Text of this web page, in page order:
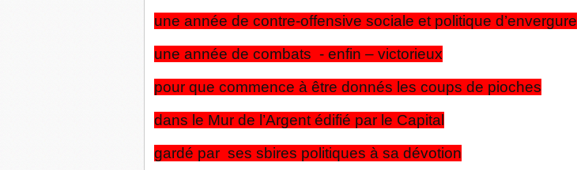
une année de contre-offensive sociale et politique d’envergure
une année de combats - enfin – victorieux
pour que commence à être donnés les coups de pioches
dans le Mur de l’Argent édifié par le Capital
gardé par ses sbires politiques à sa dévotion